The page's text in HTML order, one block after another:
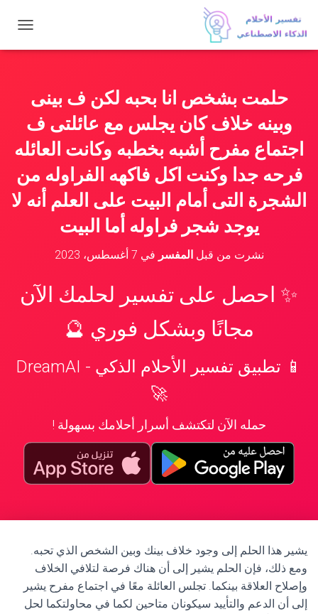
ب
ق
حلمت بشخص انا بحبه لكن ف بينى
وبينه خلاف كان يجلس مع عائلتى ف
اجتماع مفرح أشبه بخطبه وكانت العائله
فرحه جدا وكنت اكل فاكهه الفراوله من
الشجرة التى أمام البيت على العلم أنه لا
يوجد شجر فراوله أما البيت
نشرت من قبلالمفسر في 7 أغسطس، 2023
✨ احصل على تفسير لحلمك الآن
مجانًا وبشكل فوري 🔮
📱 تطبيق تفسير الأحلام الذكي - DreamAI
🚀
حمله الآن لتكتشف أسرار أحلامك بسهولة !
يشير هذا الحلم إلى وجود خلاف بينك وبين الشخص الذي تحبه.
ومع ذلك، فإن الحلم يشير إلى أن هناك فرصة لتلافي الخلاف
وإصلاح العلاقة بينكما. تجلس العائلة معًا في اجتماع مفرح يشير
إلى أن الدعم والتأييد سيكونان متاحين لكما في محاولتكما لحل